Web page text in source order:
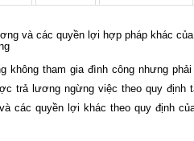
và các quyền lợi hợp pháp khác
không tham gia đình công nhưng
trả lương ngừng việc theo quy định
các quyền lợi khác theo quy định